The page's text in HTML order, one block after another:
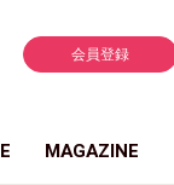
会員登録
MAGAZINE